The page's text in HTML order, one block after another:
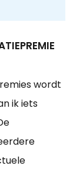
wordt
ik iets